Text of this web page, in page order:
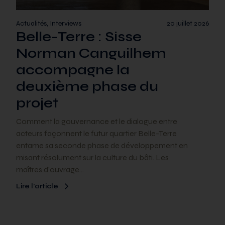
20 juillet 2026
Actualités, Interviews
Belle-Terre : Sisse
Norman Canguilhem
accompagne la
deuxième phase du
projet
Comment la gouvernance et le dialogue entre
acteurs façonnent le futur quartier Belle-Terre
entame sa seconde phase de développement en
misant résolument sur la culture du bâti. Les
maîtres d’ouvrage…
Lire l’article